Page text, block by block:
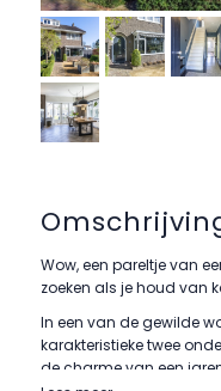
Wow, een pareltje van
zoeken als je houd van
In een van de gewilde
karakteristieke twee
de charme van een